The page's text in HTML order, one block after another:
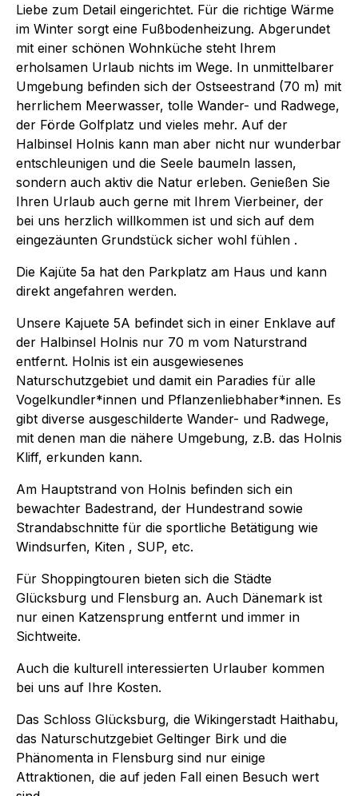
Liebe zum Detail eingerichtet. Für die richtige Wärme
im Winter sorgt eine Fußbodenheizung. Abgerundet
mit einer schönen Wohnküche steht Ihrem
erholsamen Urlaub nichts im Wege. In unmittelbarer
Umgebung befinden sich der Ostseestrand (70 m) mit
herrlichem Meerwasser, tolle Wander- und Radwege,
der Förde Golfplatz und vieles mehr. Auf der
Halbinsel Holnis kann man aber nicht nur wunderbar
entschleunigen und die Seele baumeln lassen,
sondern auch aktiv die Natur erleben. Genießen Sie
Ihren Urlaub auch gerne mit Ihrem Vierbeiner, der
bei uns herzlich willkommen ist und sich auf dem
eingezäunten Grundstück sicher wohl fühlen .
Die Kajüte 5a hat den Parkplatz am Haus und kann
direkt angefahren werden.
Unsere Kajuete 5A befindet sich in einer Enklave auf
der Halbinsel Holnis nur 70 m vom Naturstrand
entfernt. Holnis ist ein ausgewiesenes
Naturschutzgebiet und damit ein Paradies für alle
Vogelkundler*innen und Pflanzenliebhaber*innen. Es
gibt diverse ausgeschilderte Wander- und Radwege,
mit denen man die nähere Umgebung, z.B. das Holnis
Kliff, erkunden kann.
Am Hauptstrand von Holnis befinden sich ein
bewachter Badestrand, der Hundestrand sowie
Strandabschnitte für die sportliche Betätigung wie
Windsurfen, Kiten , SUP, etc.
Für Shoppingtouren bieten sich die Städte
Glücksburg und Flensburg an. Auch Dänemark ist
nur einen Katzensprung entfernt und immer in
Sichtweite.
Auch die kulturell interessierten Urlauber kommen
bei uns auf Ihre Kosten.
Das Schloss Glücksburg, die Wikingerstadt Haithabu,
das Naturschutzgebiet Geltinger Birk und die
Phänomenta in Flensburg sind nur einige
Attraktionen, die auf jeden Fall einen Besuch wert